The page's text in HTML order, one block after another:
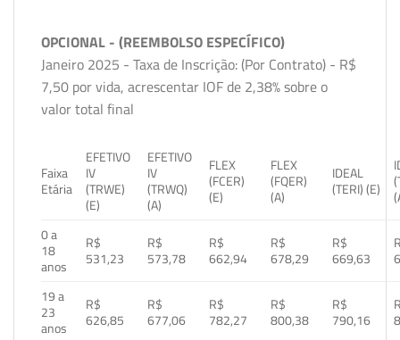
OPCIONAL - (REEMBOLSO ESPECÍFICO)
Janeiro 2025 - Taxa de Inscrição: (Por Contrato) - R$
7,50 por vida, acrescentar IOF de 2,38% sobre o
valor total final
Faixa
Etária
EFETIVO
IV
(TRWE)
(E)
EFETIVO
IV
(TRWQ)
(A)
FLEX
(FCER)
(E)
FLEX
(FQER)
(A)
IDEAL
(TERI) (E)
0 a
18
anos
R$
531,23
R$
573,78
R$
662,94
R$
678,29
R$
669,63
19 a
23
anos
R$
626,85
R$
677,06
R$
782,27
R$
800,38
R$
790,16